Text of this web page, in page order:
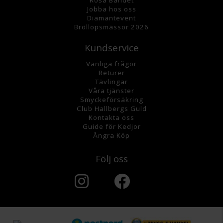
Jobba hos oss
Diamantevent
Bröllopsmässor 2026
Kundservice
Vanliga frågor
Returer
Tävlingar
Våra tjänster
Smyckeförsäkring
Club Hallbergs Guld
Kontakta oss
Guide för Kedjor
Ångra Köp
Följ oss